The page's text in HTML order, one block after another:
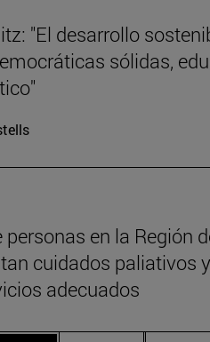
"El desarrollo
sólidas,
personas en la Región
cuidados paliativos
adecuados